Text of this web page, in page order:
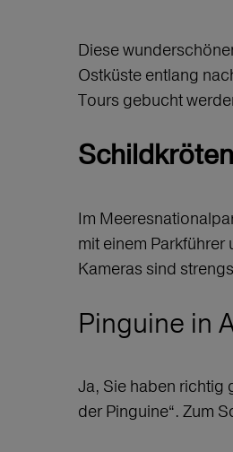
Diese
Ostküste entlang
Tours gebucht
Im
mit einem
Kameras sind
Pinguine in
Ja, Sie haben richtig
der Pinguine“. Zum